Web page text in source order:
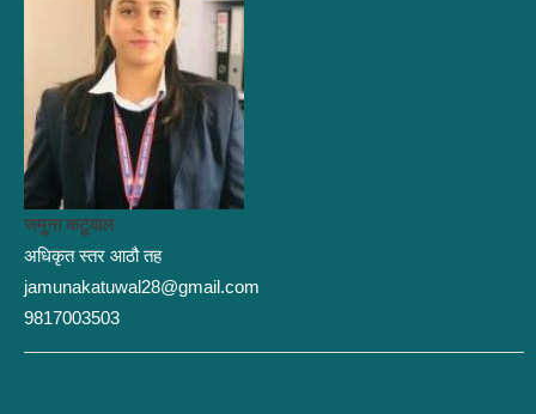
जमुना कटुवाल
अधिकृत स्तर आठौ तह
jamunakatuwal28@gmail.com
9817003503